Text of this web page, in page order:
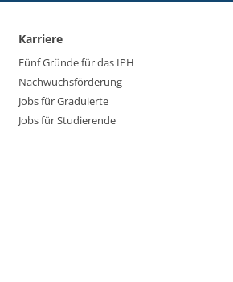
Karriere
Fünf Gründe für das IPH
Nachwuchsförderung
Jobs für Graduierte
Jobs für Studierende